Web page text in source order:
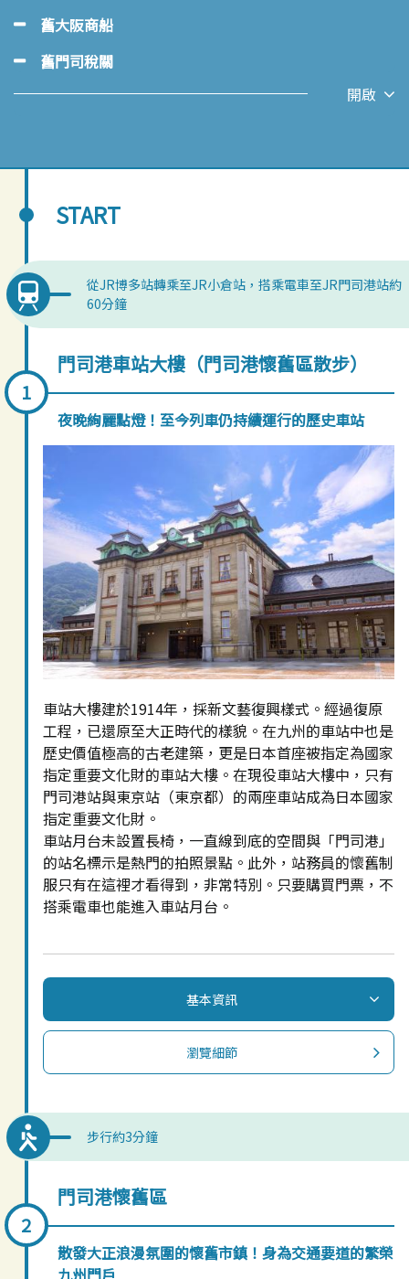
開啟
舊大阪商船
舊門司稅關
START
從JR博多站轉乘至JR小倉站，搭乘電車至JR門司港站約
60分鐘
門司港車站大樓（門司港懷舊區散步）
夜晚絢麗點燈！至今列車仍持續運行的歷史車站
車站大樓建於1914年，採新文藝復興樣式。經過復原
工程，已還原至大正時代的樣貌。在九州的車站中也是
歷史價值極高的古老建築，更是日本首座被指定為國家
指定重要文化財的車站大樓。在現役車站大樓中，只有
門司港站與東京站（東京都）的兩座車站成為日本國家
指定重要文化財。
車站月台未設置長椅，一直線到底的空間與「門司港」
的站名標示是熱門的拍照景點。此外，站務員的懷舊制
服只有在這裡才看得到，非常特別。只要購買門票，不
搭乘電車也能進入車站月台。
基本資訊
瀏覽細節
步行約3分鐘
門司港懷舊區
散發大正浪漫氛圍的懷舊市鎮！身為交通要道的繁榮